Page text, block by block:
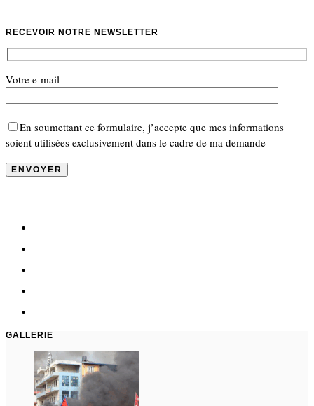
RECEVOIR NOTRE NEWSLETTER
Votre e-mail
En soumettant ce formulaire, j’accepte que mes informations
soient utilisées exclusivement dans le cadre de ma demande
GALLERIE